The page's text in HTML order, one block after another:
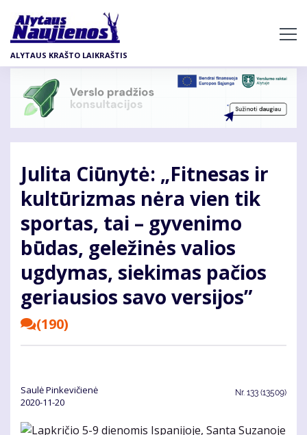
pagrindinį
turinį
ALYTAUS KRAŠTO LAIKRAŠTIS
Julita Ciūnytė: „Fitnesas ir
kultūrizmas nėra vien tik
sportas, tai – gyvenimo
būdas, geležinės valios
ugdymas, siekimas pačios
geriausios savo versijos”
(190)
Saulė Pinkevičienė
2020-11-20
Nr. 133 (13509)